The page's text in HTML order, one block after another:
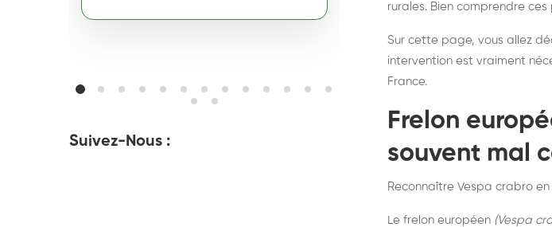
France
Suivez-Nous :
rurales. Bien comprendre
Sur cette page, vous allez
intervention est vraiment
France.
Frelon
souvent mal
Reconnaître Vespa crabro
Le frelon européen (Vespa